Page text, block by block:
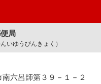
局
いゆうびんきょく）
六呂師第３９－１－２